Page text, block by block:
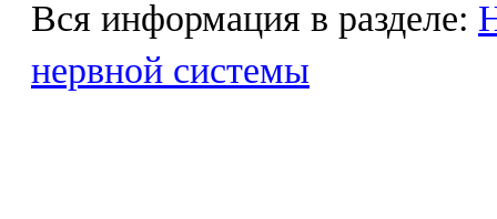
Вся информация в разделе:
нервной системы